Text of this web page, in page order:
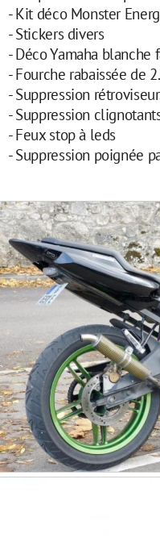
- Kit déco Monster
- Stickers divers
- Déco Yamaha blanche
- Fourche rabaissée de
- Suppression
- Suppression
- Feux stop à leds
- Suppression poignée